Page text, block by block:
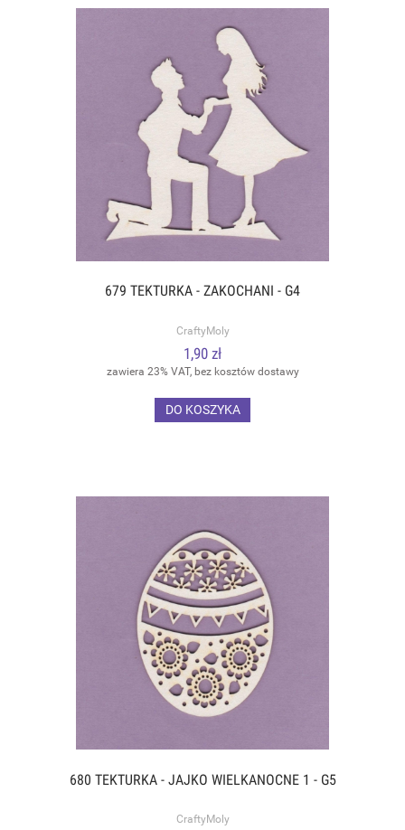
679 TEKTURKA - ZAKOCHANI - G4
CraftyMoly
1,90 zł
zawiera 23% VAT, bez kosztów dostawy
DO KOSZYKA
680 TEKTURKA - JAJKO WIELKANOCNE 1 - G5
CraftyMoly